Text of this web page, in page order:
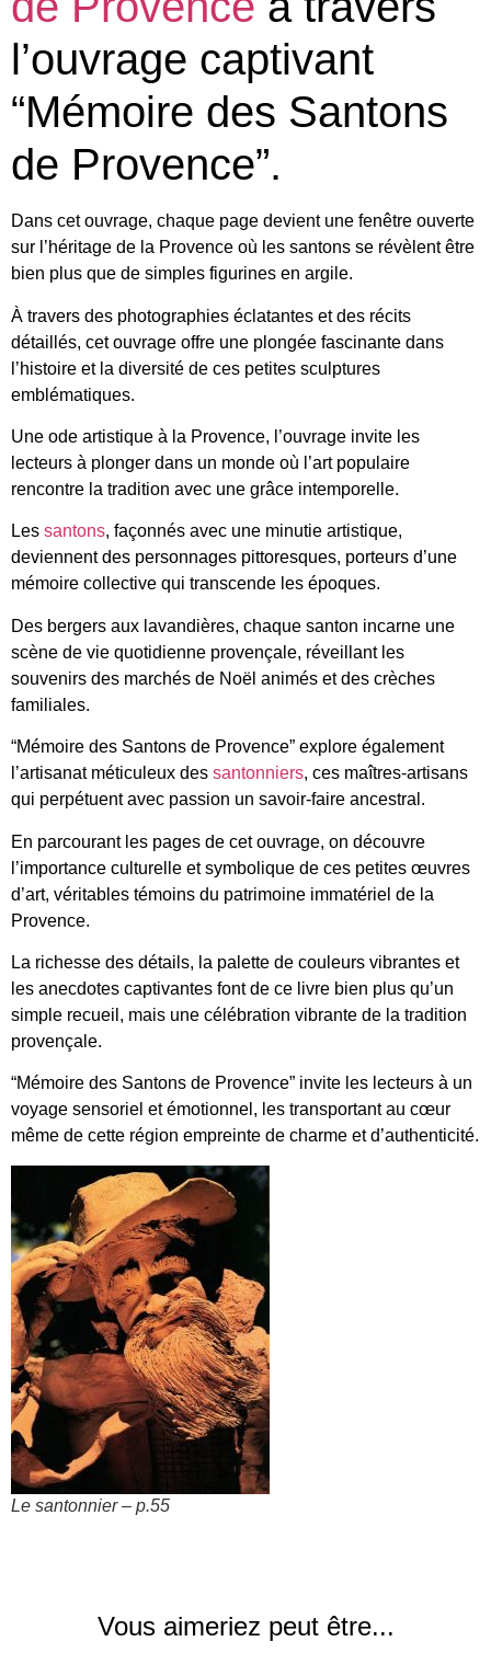
l’ouvrage captivant
“Mémoire des Santons
de Provence”.
Dans cet ouvrage, chaque page devient une fenêtre ouverte
sur l’héritage de la Provence où les santons se révèlent être
bien plus que de simples figurines en argile.
À travers des photographies éclatantes et des récits
détaillés, cet ouvrage offre une plongée fascinante dans
l’histoire et la diversité de ces petites sculptures
emblématiques.
Une ode artistique à la Provence, l’ouvrage invite les
lecteurs à plonger dans un monde où l’art populaire
rencontre la tradition avec une grâce intemporelle.
Les santons, façonnés avec une minutie artistique,
deviennent des personnages pittoresques, porteurs d’une
mémoire collective qui transcende les époques.
Des bergers aux lavandières, chaque santon incarne une
scène de vie quotidienne provençale, réveillant les
souvenirs des marchés de Noël animés et des crèches
familiales.
“Mémoire des Santons de Provence” explore également
l’artisanat méticuleux des santonniers, ces maîtres-artisans
qui perpétuent avec passion un savoir-faire ancestral.
En parcourant les pages de cet ouvrage, on découvre
l’importance culturelle et symbolique de ces petites œuvres
d’art, véritables témoins du patrimoine immatériel de la
Provence.
La richesse des détails, la palette de couleurs vibrantes et
les anecdotes captivantes font de ce livre bien plus qu’un
simple recueil, mais une célébration vibrante de la tradition
provençale.
“Mémoire des Santons de Provence” invite les lecteurs à un
voyage sensoriel et émotionnel, les transportant au cœur
même de cette région empreinte de charme et d’authenticité.
Le santonnier – p.55
Vous aimeriez peut être...